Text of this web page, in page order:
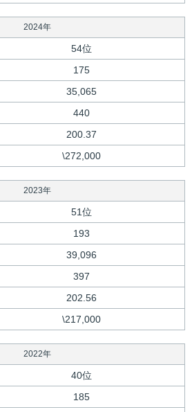
2024年
54位
175
35,065
440
200.37
\272,000
2023年
51位
193
39,096
397
202.56
\217,000
2022年
40位
185